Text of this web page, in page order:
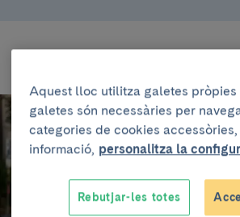
RECERCA
Aquest lloc utilitza galetes
galetes són necessàries per
categories de cookies
informació, personalitza la
Rebutjar-les totes